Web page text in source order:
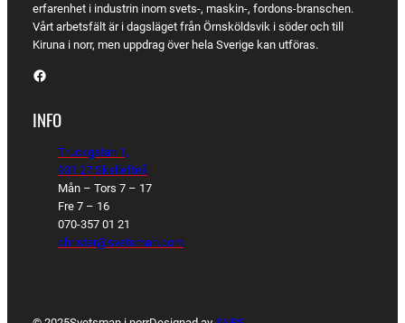
erfarenhet i industrin inom svets-, maskin-, fordons-branschen.
Vårt arbetsfält är i dagsläget från Örnsköldsvik i söder och till
Kiruna i norr, men uppdrag över hela Sverige kan utföras.
Facebook
INFO
Truckgatan 1,
931 27 Skellefteå
Mån – Tors 7 – 17
Fre 7 – 16
070-357 01 21
christer@svetsman.com